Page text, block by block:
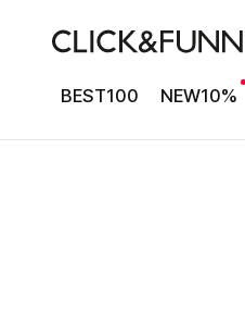
BEST100 NEW10%
여유로운 핏
라인보정핏 절개코튼와이